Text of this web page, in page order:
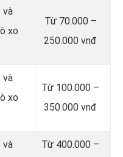
và
xo
Từ 70.000 –
250.000 vnđ
và
xo
Từ 100.000 –
350.000 vnđ
và
Từ 400.000 –